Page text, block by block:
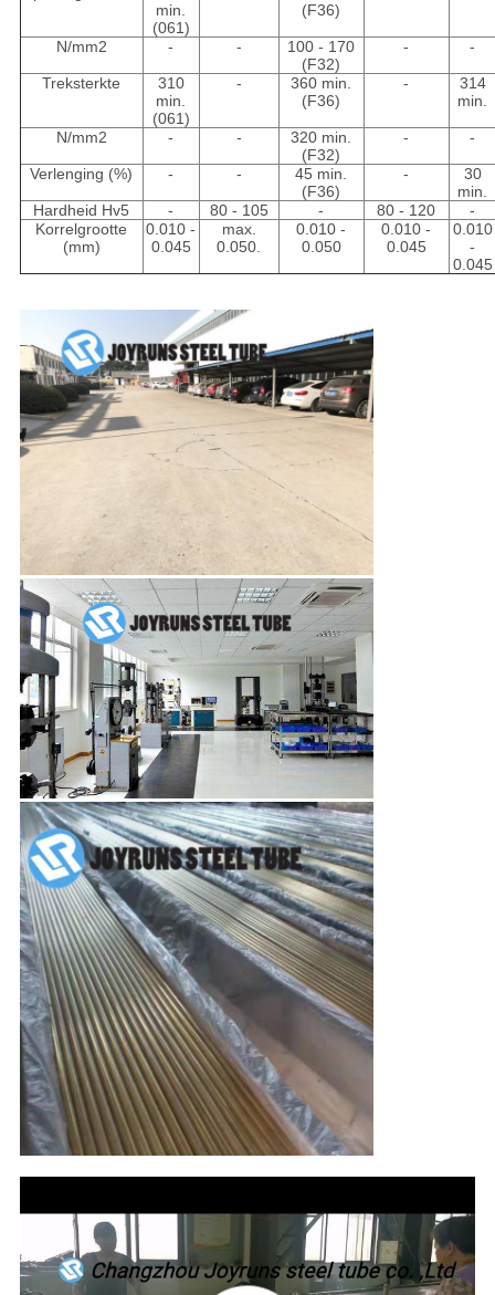
min.
(061)
(F36)
N/mm2 - -
100 - 170
(F32)
- -
Treksterkte
310
min.
(061)
-
360 min.
(F36)
-
314
min.
N/mm2 - -
320 min.
(F32)
- -
Verlenging (%) - -
45 min.
(F36)
-
30
min.
Hardheid Hv5
- 80 - 105 - 80 - 120
-
Korrelgrootte
(mm)
0.010 -
0.045
max.
0.050.
0.010 -
0.050
0.010 -
0.045
0.010
-
0.045